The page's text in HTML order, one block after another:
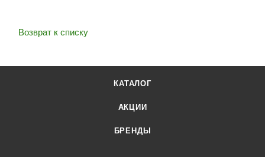
Возврат к списку
КАТАЛОГ
АКЦИИ
БРЕНДЫ